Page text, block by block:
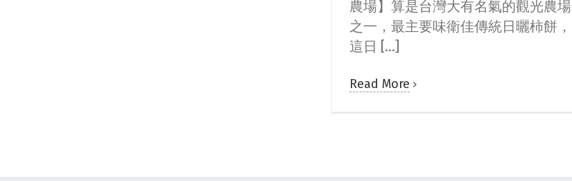
農場】算是台灣大有名氣的觀光農場
之一，最主要味衛佳傳統日曬柿餅，
這日 [...]
Read More